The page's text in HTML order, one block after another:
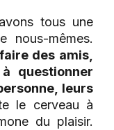
tous une
nous-mêmes.
des amis,
questionner
leurs
le cerveau à
du plaisir.